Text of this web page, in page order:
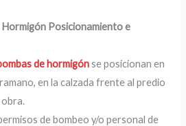
Hormigón Posicionamiento e
de hormigónse posicionan en
en la calzada frente al predio
obra.
de bombeo y/o personal de